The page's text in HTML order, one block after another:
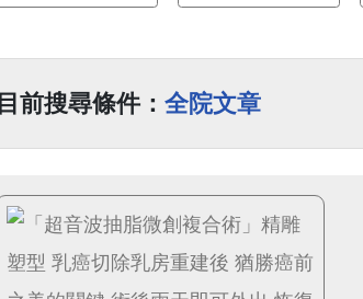
目前搜尋條件： 全院文章